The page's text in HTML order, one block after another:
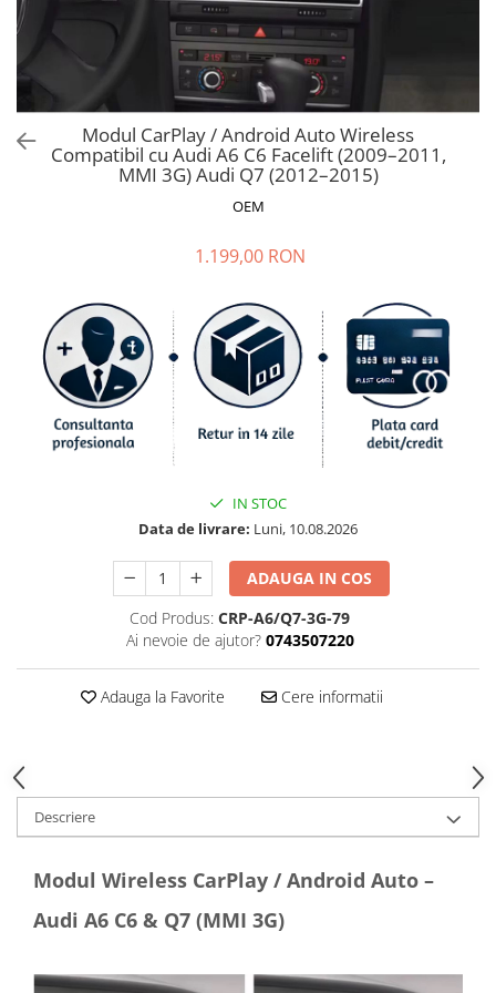
Renault
Mercedes Benz
Citroen / Peugeot
Nissan
Land Rover
Nissan
Opel
Porsche
Modul CarPlay / Android Auto Wireless
Compatibil cu Audi A6 C6 Facelift (2009–2011,
MMI 3G) Audi Q7 (2012–2015)
OEM
1.199,00 RON
IN STOC
Data de livrare: Luni, 10.08.2026
ADAUGA IN COS
Cod Produs: CRP-A6/Q7-3G-79
Ai nevoie de ajutor? 0743507220
Adauga la Favorite Cere informatii
Descriere
Modul Wireless CarPlay / Android Auto –
Audi A6 C6 & Q7 (MMI 3G)